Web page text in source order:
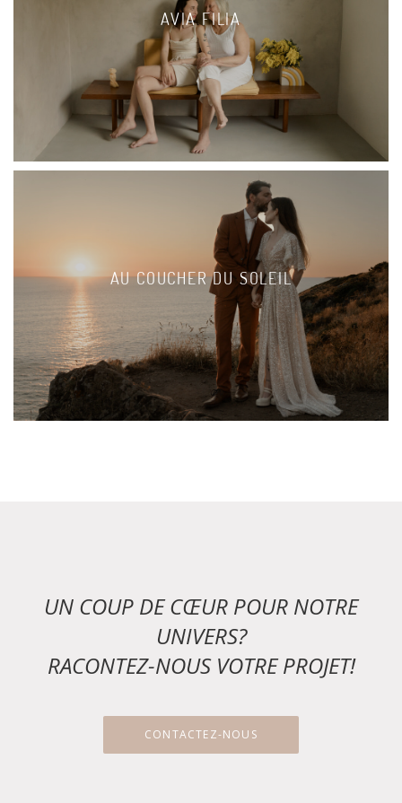
AVIA FILIA
AU COUCHER DU SOLEIL
UN COUP DE CŒUR POUR NOTRE
UNIVERS?
RACONTEZ-NOUS VOTRE PROJET!
CONTACTEZ-NOUS